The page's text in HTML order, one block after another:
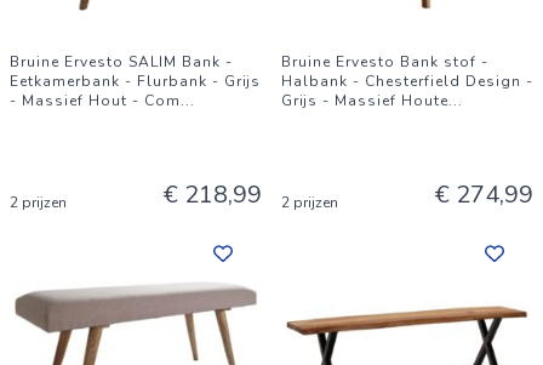
Bruine Ervesto SALIM Bank -
Eetkamerbank - Flurbank - Grijs
- Massief Hout - Com...
2 prijzen € 218,99
Bruine Ervesto Bank stof -
Halbank - Chesterfield Design -
Grijs - Massief Houte...
2 prijzen € 274,99